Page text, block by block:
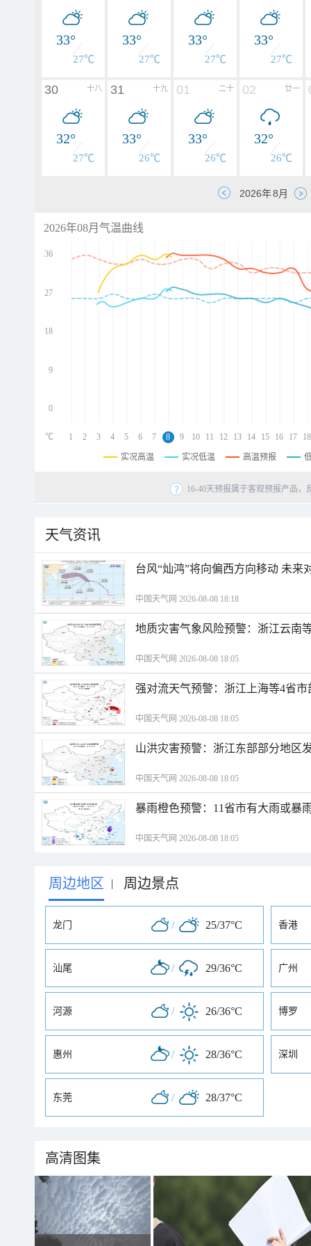
33°
27℃
33°
27℃
33°
27℃
33°
27℃
十八
30
32°
27℃
十九
31
33°
26℃
二十
01
33°
26℃
廿一
02
32°
26℃
2026年08月气温曲线
36
27
18
9
0
1 2 3 4 5 6 7 8 9 10 11 12 13 14 15 16 17 18
℃
实况高温 实况低温 高温预报
16-40天预报属于客观预报产品
天气资讯
台风“灿鸿”将向偏西方向移动 未来
中国天气网 2026-08-08 18:18
地质灾害气象风险预警：浙江云南
中国天气网 2026-08-08 18:05
强对流天气预警：浙江上海等4省
中国天气网 2026-08-08 18:05
山洪灾害预警：浙江东部部分地区
中国天气网 2026-08-08 18:05
暴雨橙色预警：11省市有大雨或暴
中国天气网 2026-08-08 18:05
周边地区 | 周边景点
龙门 / 25/37°C 香港
汕尾 / 29/36°C 广州
河源 / 26/36°C 博罗
惠州 / 28/36°C 深圳
东莞 / 28/37°C
高清图集